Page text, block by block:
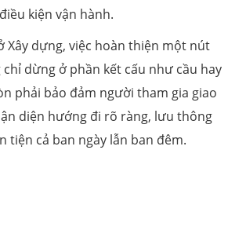
kiện vận hành.
Xây dựng, việc hoàn thiện một nút
dừng ở phần kết cấu như cầu hay
phải bảo đảm người tham gia giao
diện hướng đi rõ ràng, lưu thông
tiện cả ban ngày lẫn ban đêm.